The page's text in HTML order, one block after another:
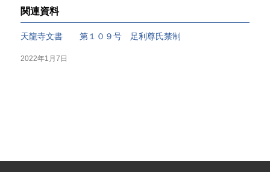
関連資料
天龍寺文書 第１０９号 足利尊氏禁制
2022年1月7日